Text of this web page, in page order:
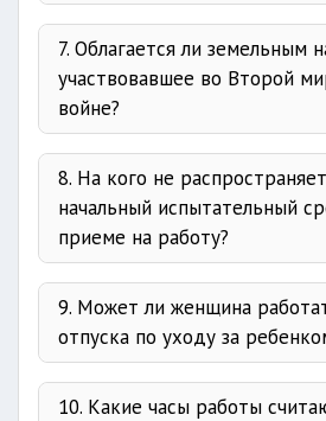
Ответ
до
80-
7. Облагается ли земельным
участвовавшее во Второй
войне?
8. На кого не
начальный испытательный
приеме на работу?
Ответ
статье 84
устанавливается
до 3-х лет
9. Может ли женщина
отпуска по уходу за
Ответ
70
10. Какие часы работы